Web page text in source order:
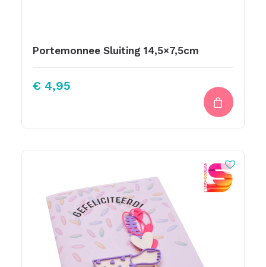
Portemonnee Sluiting 14,5×7,5cm
€ 4,95